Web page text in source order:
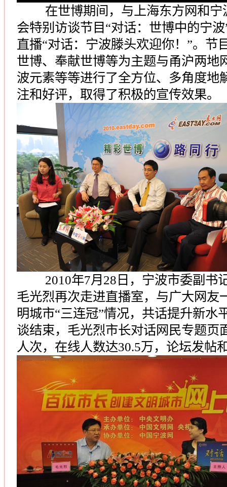
在世博期间，与上海东方网和宁
会特别访谈节目“对话：世博中的宁
直播“对话：宁波滕头欢迎你！”。节
世博、奉献世博等为主题与甬沪两地
波元素等等进行了全方位、多角度地
注和好评，取得了积极的宣传效果。
2010年7月28日，宁波市委副书
毛光烈再次走进直播室，与广大网友
明城市“三连冠”情况，共话提升新水
谈结束，毛光烈市长对话网民专题页
人次，在线人数达30.5万，论坛发帖